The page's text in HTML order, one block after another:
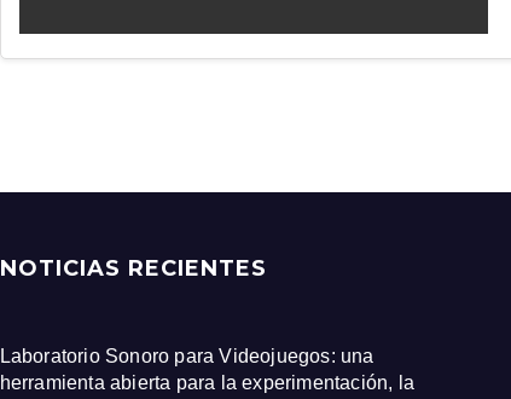
NOTICIAS RECIENTES
Laboratorio Sonoro para Videojuegos: una
herramienta abierta para la experimentación, la